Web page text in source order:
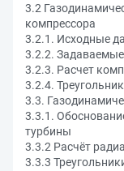
3.2
компрессора
3.2.1. Исходные
3.2.2.
3.2.3. Расчет
3.2.4.
3.3.
3.3.1.
турбины
3.3.2 Расчёт
3.3.3